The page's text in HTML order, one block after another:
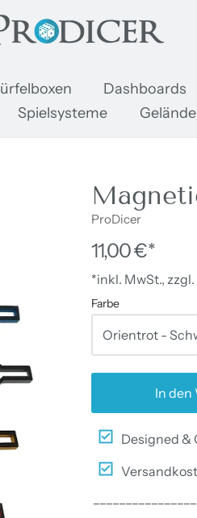
Dashboards
Spielsysteme Gelände
ProDicer
11,00 €*
*inkl. MwSt.,
Farbe
In den
Designed &